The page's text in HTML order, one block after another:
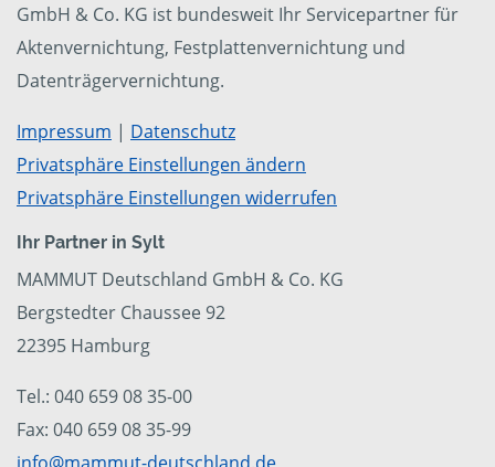
GmbH & Co. KG ist bundesweit Ihr Servicepartner für
Aktenvernichtung, Festplattenvernichtung und
Datenträgervernichtung.
Impressum | Datenschutz
Privatsphäre Einstellungen ändern
Privatsphäre Einstellungen widerrufen
Ihr Partner in Sylt
MAMMUT Deutschland GmbH & Co. KG
Bergstedter Chaussee 92
22395 Hamburg
Tel.: 040 659 08 35-00
Fax: 040 659 08 35-99